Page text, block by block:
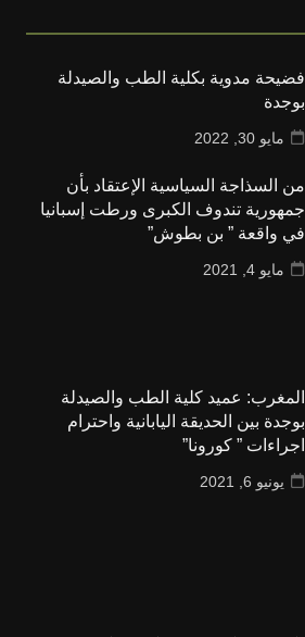
فضيحة مدوية بكلية الطب والصيدلة
بوجدة
مايو 30, 2022
من السذاجة السياسية الإعتقاد بأن
جمهورية تندوف الكبرى ورطت إسبانيا
في واقعة ” بن بطوش”
مايو 4, 2021
المغرب: عميد كلية الطب والصيدلة
بوجدة بين الحديقة اليابانية واحترام
اجراءات ” كورونا”
يونيو 6, 2021